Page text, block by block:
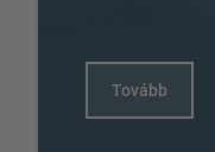
Tovább